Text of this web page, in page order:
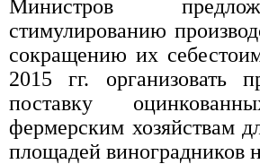
Министров
стимулированию
сокращению их
2015 гг. организовать
поставку
фермерским хозяйствам
площадей виноградников